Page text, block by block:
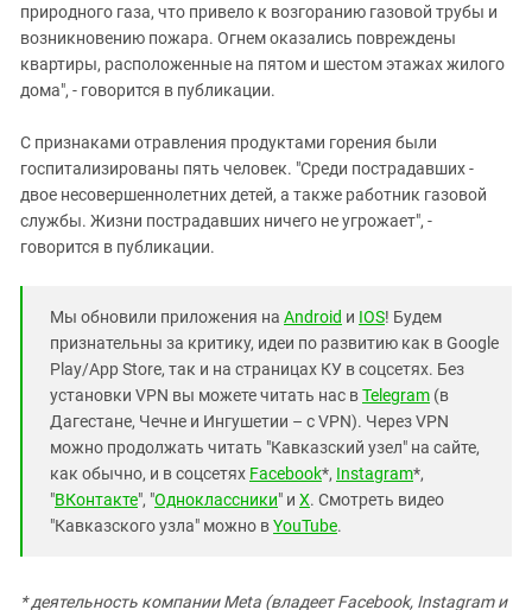
природного газа, что привело к возгоранию газовой трубы и
возникновению пожара. Огнем оказались повреждены
квартиры, расположенные на пятом и шестом этажах жилого
дома", - говорится в публикации.
С признаками отравления продуктами горения были
госпитализированы пять человек. "Среди пострадавших -
двое несовершеннолетних детей, а также работник газовой
службы. Жизни пострадавших ничего не угрожает", -
говорится в публикации.
Мы обновили приложения на Android и IOS! Будем
признательны за критику, идеи по развитию как в Google
Play/App Store, так и на страницах КУ в соцсетях. Без
установки VPN вы можете читать нас вTelegram (в
Дагестане, Чечне и Ингушетии – с VPN). Через VPN
можно продолжать читать "Кавказский узел" на сайте,
как обычно, и в соцсетях Facebook*, Instagram*,
"ВКонтакте", "Одноклассники" и X. Смотреть видео
"Кавказского узла" можно вYouTube.
* деятельность компании Meta (владеет Facebook, Instagram и